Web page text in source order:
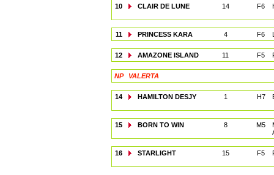
10 CLAIR DE LUNE 14 F6
11 PRINCESS KARA 4 F6
12 AMAZONE ISLAND 11 F5
NP VALERTA
14 HAMILTON DESJY 1 H7
15 BORN TO WIN 8 M5
16 STARLIGHT 15 F5